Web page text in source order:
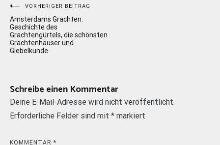
Beitragsnavigation
VORHERIGER BEITRAG
Amsterdams Grachten:
Geschichte des
Grachtengürtels, die schönsten
Grachtenhäuser und
Giebelkunde
Schreibe einen Kommentar
Deine E-Mail-Adresse wird nicht veröffentlicht.
Erforderliche Felder sind mit * markiert
KOMMENTAR *